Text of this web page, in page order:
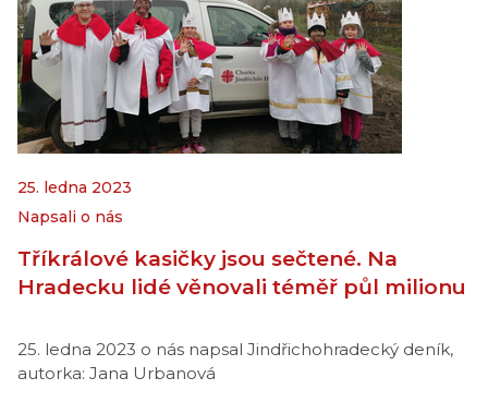
25. ledna 2023
Napsali o nás
Tříkrálové kasičky jsou sečtené. Na
Hradecku lidé věnovali téměř půl milionu
25. ledna 2023 o nás napsal Jindřichohradecký deník,
autorka: Jana Urbanová